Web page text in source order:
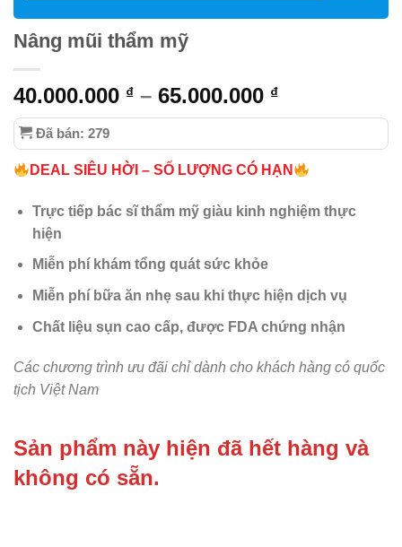
Nâng mũi thẩm mỹ
40.000.000 ₫ – 65.000.000 ₫
Đã bán: 279
DEAL SIÊU HỜI – SỐ LƯỢNG CÓ HẠN
Trực tiếp bác sĩ thẩm mỹ giàu kinh nghiệm thực
hiện
Miễn phí khám tổng quát sức khỏe
Miễn phí bữa ăn nhẹ sau khi thực hiện dịch vụ
Chất liệu sụn cao cấp, được FDA chứng nhận
Các chương trình ưu đãi chỉ dành cho khách hàng có quốc
tịch Việt Nam
Sản phẩm này hiện đã hết hàng và
không có sẵn.